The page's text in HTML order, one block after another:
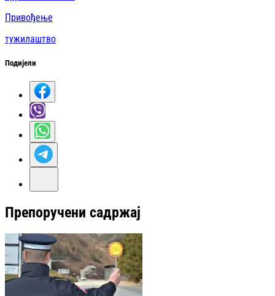
Привођење
тужилаштво
Подијели
Препоручени садржај